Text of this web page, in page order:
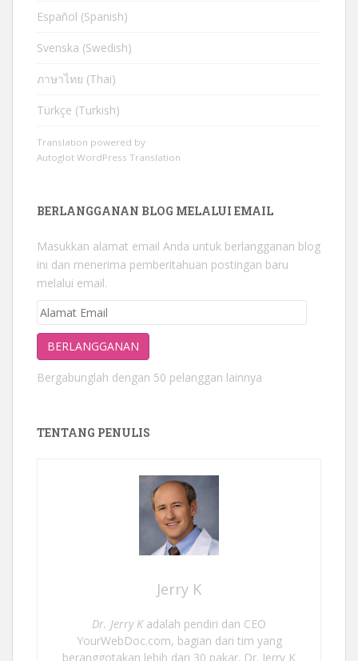
Español (Spanish)
Svenska (Swedish)
ภาษาไทย (Thai)
Türkçe (Turkish)
Translation powered by
Autoglot WordPress Translation
BERLANGGANAN BLOG MELALUI EMAIL
Masukkan alamat email Anda untuk berlangganan blog
ini dan menerima pemberitahuan postingan baru
melalui email.
Alamat
BERLANGGANAN
Bergabunglah dengan 50 pelanggan lainnya
TENTANG PENULIS
Jerry K
Dr. Jerry Kadalah pendiri dan CEO
YourWebDoc.com, bagian dari tim yang
beranggotakan lebih dari 30 pakar. Dr. Jerry K